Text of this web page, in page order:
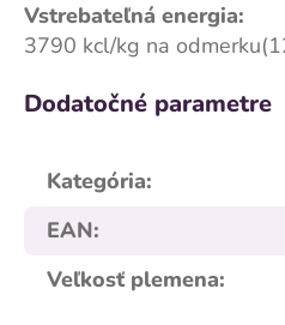
Vstrebateľná energia:
3790 kcl/kg na
Dodatočné parametre
Kategória:
EAN:
Veľkosť plemena: